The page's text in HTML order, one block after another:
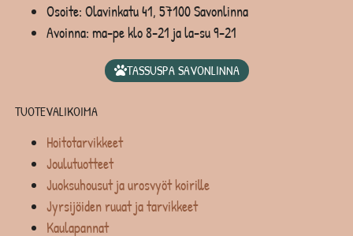
Osoite: Olavinkatu 41, 57100 Savonlinna
Avoinna: ma-pe klo 8-21 ja la-su 9-21
TASSUSPA SAVONLINNA
TUOTEVALIKOIMA
Hoitotarvikkeet
Joulutuotteet
Juoksuhousut ja urosvyöt koirille
Jyrsijöiden ruuat ja tarvikkeet
Kaulapannat